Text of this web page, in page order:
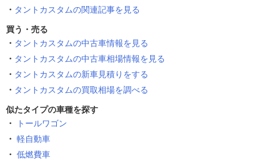
タントカスタムの関連記事を見る
買う・売る
タントカスタムの中古車情報を見る
タントカスタムの中古車相場情報を見る
タントカスタムの新車見積りをする
タントカスタムの買取相場を調べる
似たタイプの車種を探す
トールワゴン
軽自動車
低燃費車